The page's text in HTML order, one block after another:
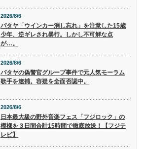
2026/8/6
パタヤ「ウインカー消し忘れ」を注意した15歳
少年、逆ギレされ暴行。しかし不可解な点
が…。
2026/8/6
パタヤの偽警官グループ事件で元人気モーラム
歌手を逮捕。容疑を全面否認中。
2026/8/6
日本最大級の野外音楽フェス「フジロック」の
模様を３日間合計15時間で徹底放送！【フジテ
レビ】